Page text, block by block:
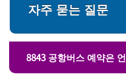
자주 묻는 질문
8843 공항버스 예약은